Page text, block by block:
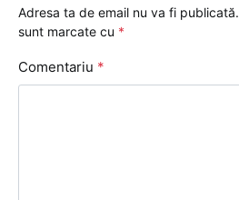
Adresa ta de email nu va fi publicată.
sunt marcate cu *
Comentariu *